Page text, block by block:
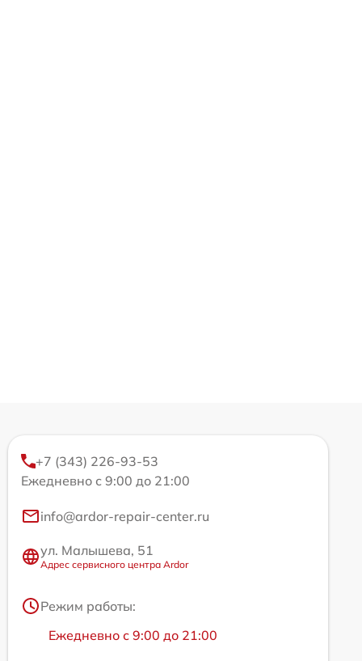
+7 (343) 226-93-53
Ежедневно с 9:00 до 21:00
info@ardor-repair-center.ru
ул. Малышева, 51
Адрес сервисного центра Ardor
Режим работы:
Ежедневно с 9:00 до 21:00